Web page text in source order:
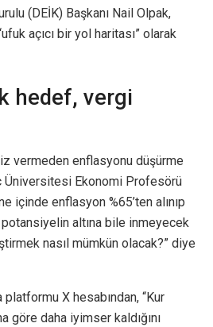
(DEİK) Başkanı Nail Olpak,
açıcı bir yol haritası” olarak
hedef, vergi
vermeden enflasyonu düşürme
Üniversitesi Ekonomi Profesörü
içinde enflasyon %65’ten alınıp
altına bile inmeyecek
nasıl mümkün olacak?” diye
X hesabından, “Kur
göre daha iyimser kaldığını